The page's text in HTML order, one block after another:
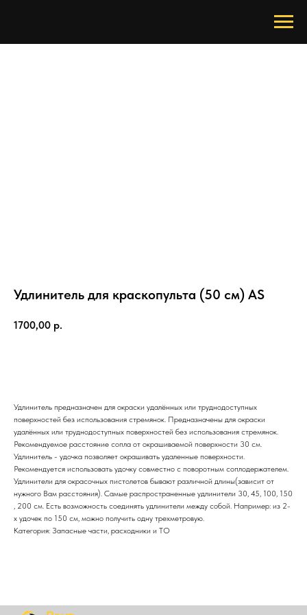
Удлинитель для краскопульта (50 см) AS
1700,00 р.
Удлинитель предназначен для окраски удалённых или труднодоступных
поверхностей без использования стремянок. Предназначены для окраски
удалённых или труднодоступных поверхностей без использования стремянок.
Рекомендуемое расстояние сопла от окрашиваемой поверхности 30 см.
Удлинитель - удочка позволяет окрашивать удаленные поверхности.
Рекомендуется использовать удочку совместно с поворотным соплодержателем.
Удлинители для окрасочных пистолетов бывают различной длины(зависит от
нужного Вам расстояния). Самые распространенные удлинители 30, 45, 100, 150
, 200 см. Есть возможность соединять удлинители между собой. Например: из 2-
х удочек по 150 см, можно получить одну трехметровую.
Категория: Запасные части, расходники и ТО